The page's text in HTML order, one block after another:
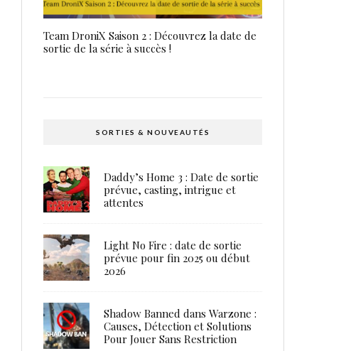
Team DroniX Saison 2 : Découvrez la date de
sortie de la série à succès !
SORTIES & NOUVEAUTÉS
Daddy’s Home 3 : Date de sortie
prévue, casting, intrigue et
attentes
Light No Fire : date de sortie
prévue pour fin 2025 ou début
2026
Shadow Banned dans Warzone :
Causes, Détection et Solutions
Pour Jouer Sans Restriction